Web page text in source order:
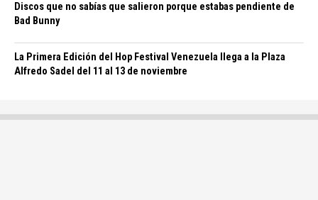
Discos que no sabías que salieron porque estabas pendiente de
Bad Bunny
La Primera Edición del Hop Festival Venezuela llega a la Plaza
Alfredo Sadel del 11 al 13 de noviembre